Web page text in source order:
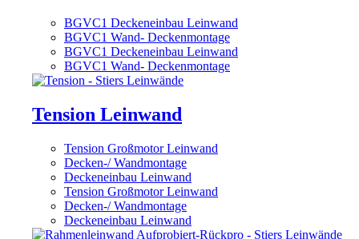
BGVC1 Deckeneinbau Leinwand
BGVC1 Wand- Deckenmontage
BGVC1 Deckeneinbau Leinwand
BGVC1 Wand- Deckenmontage
Tension Leinwand
Tension Großmotor Leinwand
Decken-/ Wandmontage
Deckeneinbau Leinwand
Tension Großmotor Leinwand
Decken-/ Wandmontage
Deckeneinbau Leinwand